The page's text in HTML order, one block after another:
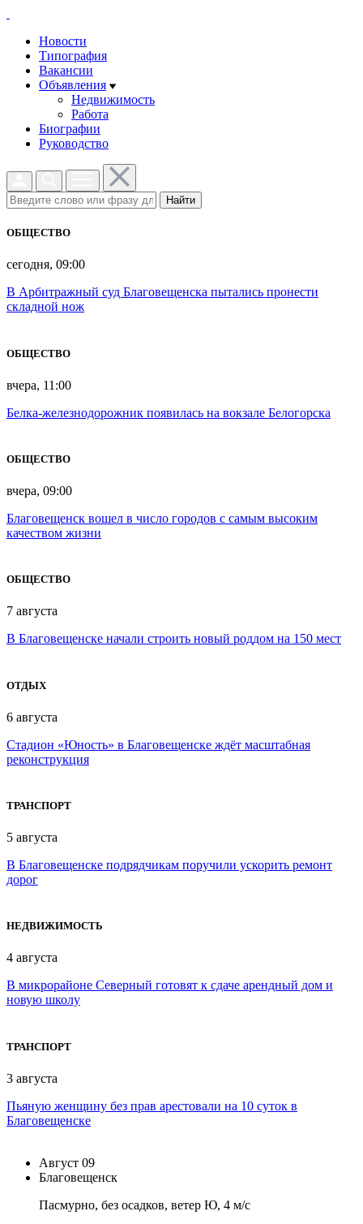
Новости
Типография
Вакансии
Объявления
Недвижимость
Работа
Биографии
Руководство
Найти
ОБЩЕСТВО
сегодня, 09:00
В Арбитражный суд Благовещенска пытались пронести
складной нож
ОБЩЕСТВО
вчера, 11:00
Белка-железнодорожник появилась на вокзале Белогорска
ОБЩЕСТВО
вчера, 09:00
Благовещенск вошел в число городов с самым высоким
качеством жизни
ОБЩЕСТВО
7 августа
В Благовещенске начали строить новый роддом на 150 мест
ОТДЫХ
6 августа
Стадион «Юность» в Благовещенске ждёт масштабная
реконструкция
ТРАНСПОРТ
5 августа
В Благовещенске подрядчикам поручили ускорить ремонт
дорог
НЕДВИЖИМОСТЬ
4 августа
В микрорайоне Северный готовят к сдаче арендный дом и
новую школу
ТРАНСПОРТ
3 августа
Пьяную женщину без прав арестовали на 10 суток в
Благовещенске
Август 09
Благовещенск
Пасмурно, без осадков, ветер Ю, 4 м/с